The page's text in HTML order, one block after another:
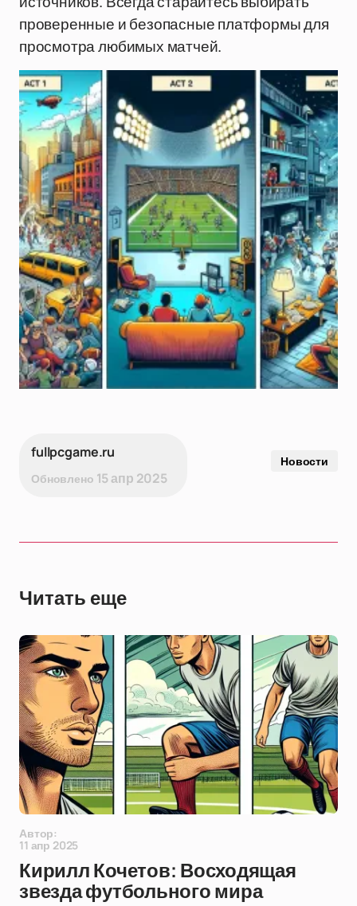
проверенные и безопасные платформы для
просмотра любимых матчей.
fullpcgame.ru
Обновлено 15 апр 2025
Новости
Читать еще
Автор:
11 апр 2025
Кирилл Кочетов: Восходящая
звезда футбольного мира